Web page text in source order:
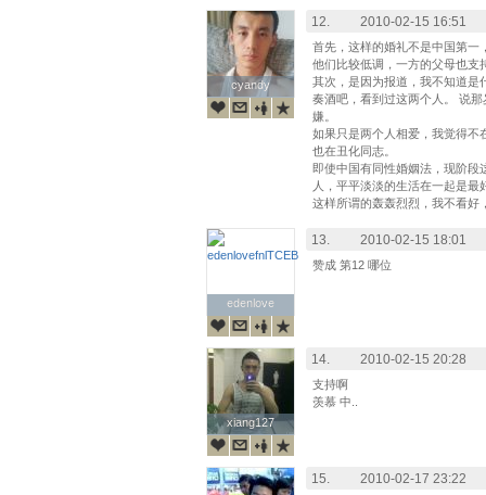
cyandy
cyandy
12. 2010-02-15 16:51
首先，这样的婚礼不是中国第一
他们比较低调，一方的父母也支
其次，是因为报道，我不知道是
奏酒吧，看到过这两个人。 说
嫌。
如果只是两个人相爱，我觉得不
也在丑化同志。
即使中国有同性婚姻法，现阶段
人，平平淡淡的生活在一起是最
这样所谓的轰轰烈烈，我不看好
edenlove
edenlove
13. 2010-02-15 18:01
赞成 第12 哪位
xiang127
xiang127
14. 2010-02-15 20:28
支持啊
羡慕 中..
15. 2010-02-17 23:22